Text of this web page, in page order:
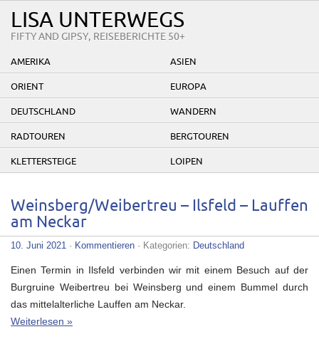
LISA UNTERWEGS
FIFTY AND GIPSY, REISEBERICHTE 50+
AMERIKA ASIEN
ORIENT EUROPA
DEUTSCHLAND WANDERN
RADTOUREN BERGTOUREN
KLETTERSTEIGE LOIPEN
Weinsberg/Weibertreu – Ilsfeld – Lauffen
am Neckar
10. Juni 2021 · Kommentieren · Kategorien: Deutschland
Einen Termin in Ilsfeld verbinden wir mit einem Besuch auf der
Burgruine Weibertreu bei Weinsberg und einem Bummel durch
das mittelalterliche Lauffen am Neckar.
Weiterlesen »